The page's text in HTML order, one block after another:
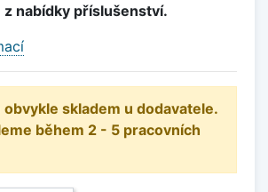
nabídky příslušenství.
obvykle skladem u dodavatele.
během 2 - 5 pracovních